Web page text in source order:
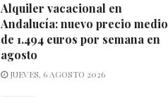
Alquiler vacacional en
Andalucía: nuevo precio medio
de 1.494 euros por semana en
agosto
JUEVES, 6 AGOSTO 2026